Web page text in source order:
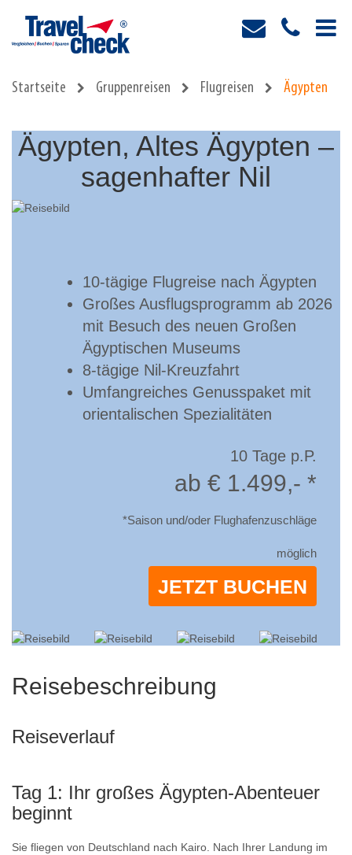
Startseite Gruppenreisen Flugreisen Ägypten
Ägypten, Altes Ägypten –
sagenhafter Nil
10-tägige Flugreise nach Ägypten
Großes Ausflugsprogramm ab 2026
mit Besuch des neuen Großen
Ägyptischen Museums
8-tägige Nil-Kreuzfahrt
Umfangreiches Genusspaket mit
orientalischen Spezialitäten
10 Tage p.P.
ab € 1.499,- *
*Saison und/oder Flughafenzuschläge
möglich
JETZT BUCHEN
Reisebeschreibung
Reiseverlauf
Tag 1: Ihr großes Ägypten-Abenteuer
beginnt
Sie fliegen von Deutschland nach Kairo. Nach Ihrer Landung im